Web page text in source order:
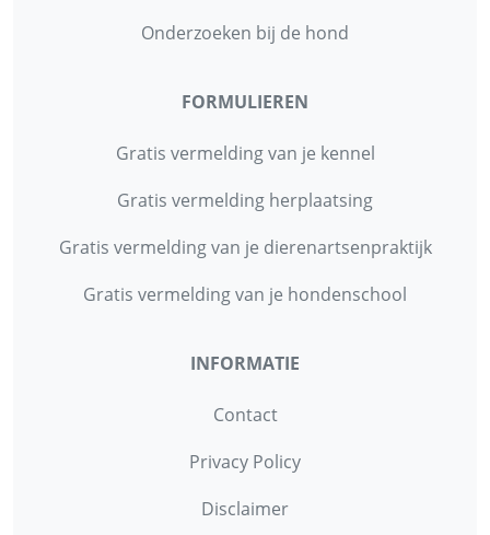
Onderzoeken bij de hond
FORMULIEREN
Gratis vermelding van je kennel
Gratis vermelding herplaatsing
Gratis vermelding van je dierenartsenpraktijk
Gratis vermelding van je hondenschool
INFORMATIE
Contact
Privacy Policy
Disclaimer